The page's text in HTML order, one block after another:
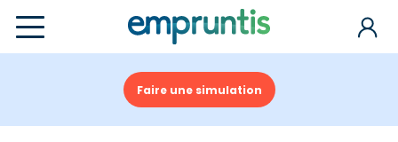
Faire une simulation